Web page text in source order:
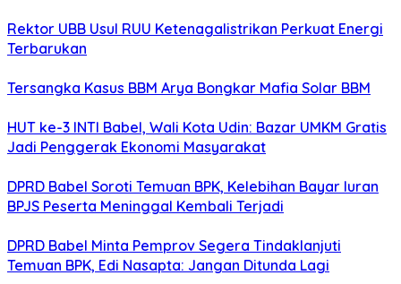
Rektor UBB Usul RUU Ketenagalistrikan Perkuat Energi
Terbarukan
Tersangka Kasus BBM Arya Bongkar Mafia Solar BBM
HUT ke-3 INTI Babel, Wali Kota Udin: Bazar UMKM Gratis
Jadi Penggerak Ekonomi Masyarakat
DPRD Babel Soroti Temuan BPK, Kelebihan Bayar Iuran
BPJS Peserta Meninggal Kembali Terjadi
DPRD Babel Minta Pemprov Segera Tindaklanjuti
Temuan BPK, Edi Nasapta: Jangan Ditunda Lagi